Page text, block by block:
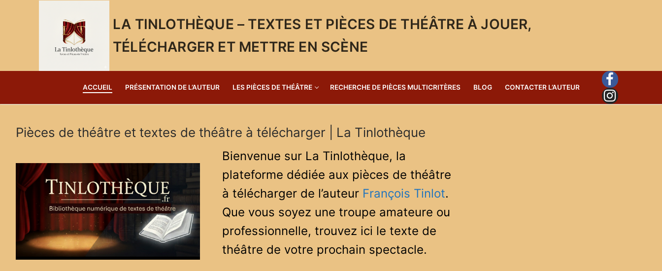
LA TINLOTHÈQUE – TEXTES ET PIÈCES DE THÉÂTRE À JOUER,
TÉLÉCHARGER ET METTRE EN SCÈNE
ACCUEIL PRÉSENTATION DE L’AUTEUR LES PIÈCES DE THÉÂTRE RECHERCHE DE PIÈCES MULTICRITÈRES BLOG CONTACTER L’AUTEUR
Pièces de théâtre et textes de théâtre à télécharger | La Tinlothèque
Bienvenue sur La Tinlothèque, la
plateforme dédiée aux pièces de théâtre
à télécharger de l’auteur François Tinlot.
Que vous soyez une troupe amateure ou
professionnelle, trouvez ici le texte de
théâtre de votre prochain spectacle.